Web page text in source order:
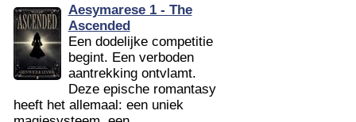
Aesymarese 1 - The
Ascended
Een dodelijke competitie
begint. Een verboden
aantrekking ontvlamt.
Deze epische romantasy
heeft het allemaal: een uniek